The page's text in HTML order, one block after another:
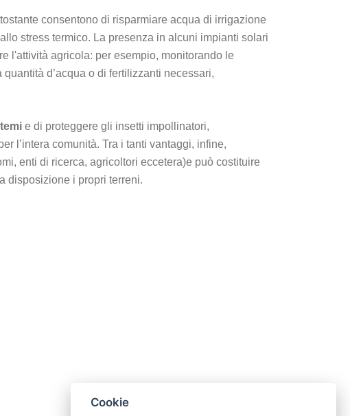
consentono di risparmiare acqua di irrigazione
stress termico. La presenza in alcuni impianti solari
l'attività agricola: per esempio, monitorando le
d’acqua o di fertilizzanti necessari,
e di proteggere gli insetti impollinatori,
l’intera comunità. Tra i tanti vantaggi, infine,
enti di ricerca, agricoltori eccetera)e può costituire
disposizione i propri terreni.
Cookie